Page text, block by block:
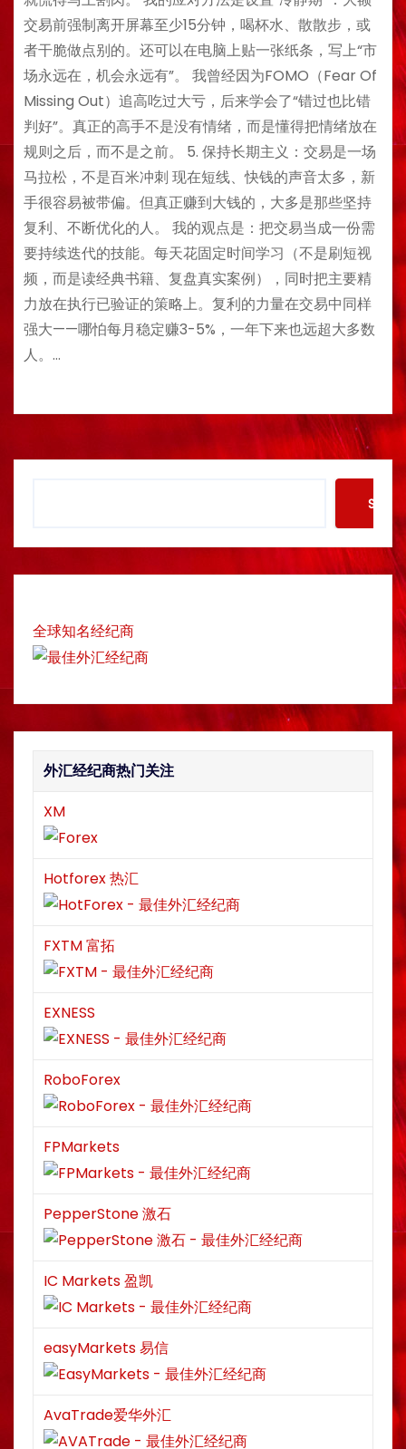
交易前强制离开屏幕至少15分钟，喝杯水、散散步，或
者干脆做点别的。还可以在电脑上贴一张纸条，写上“市
场永远在，机会永远有”。 我曾经因为FOMO（Fear Of
Missing Out）追高吃过大亏，后来学会了“错过也比错
判好”。真正的高手不是没有情绪，而是懂得把情绪放在
规则之后，而不是之前。 5. 保持长期主义：交易是一场
马拉松，不是百米冲刺 现在短线、快钱的声音太多，新
手很容易被带偏。但真正赚到大钱的，大多是那些坚持
复利、不断优化的人。 我的观点是：把交易当成一份需
要持续迭代的技能。每天花固定时间学习（不是刷短视
频，而是读经典书籍、复盘真实案例），同时把主要精
力放在执行已验证的策略上。复利的力量在交易中同样
强大——哪怕每月稳定赚3-5%，一年下来也远超大多数
人。…
c
全球知名经纪商
外汇经纪商热门关注
XM
Hotforex 热汇
FXTM 富拓
EXNESS
RoboForex
FPMarkets
PepperStone 激石
IC Markets 盈凯
easyMarkets 易信
AvaTrade爱华外汇